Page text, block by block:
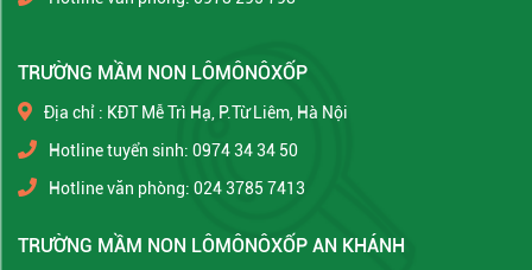
TRƯỜNG MẦM NON LÔMÔNÔXỐP
Địa chỉ : KĐT Mễ Trì Hạ, P.Từ Liêm, Hà Nội
Hotline tuyển sinh: 0974 34 34 50
Hotline văn phòng: 024 3785 7413
TRƯỜNG MẦM NON LÔMÔNÔXỐP AN KHÁNH